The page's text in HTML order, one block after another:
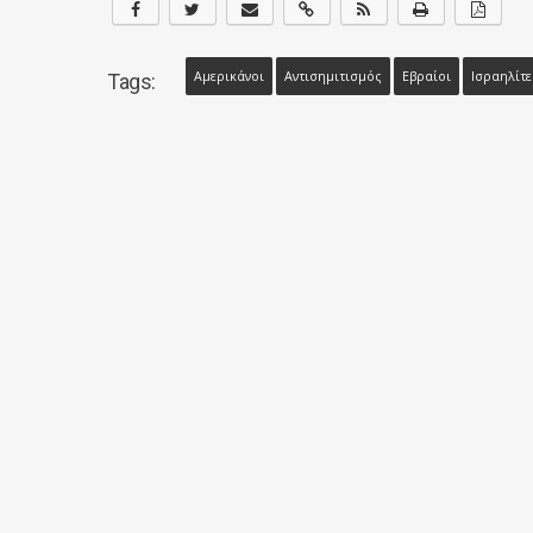
Tags: Αμερικάνοι Αντισημιτισμός Εβραίοι